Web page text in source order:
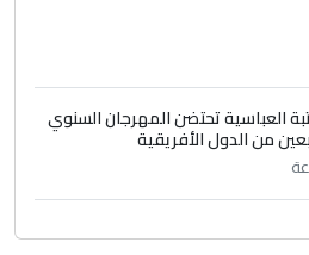
العباسية تحتضن المهرجان السنوي
من الدول الأفريقية